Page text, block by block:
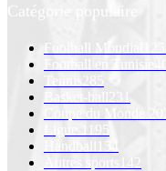
Catégorie populaire
Football Mondial
Football en Tunisie
Basket-ball
Coupe du Monde
195
154
Autres sports 142